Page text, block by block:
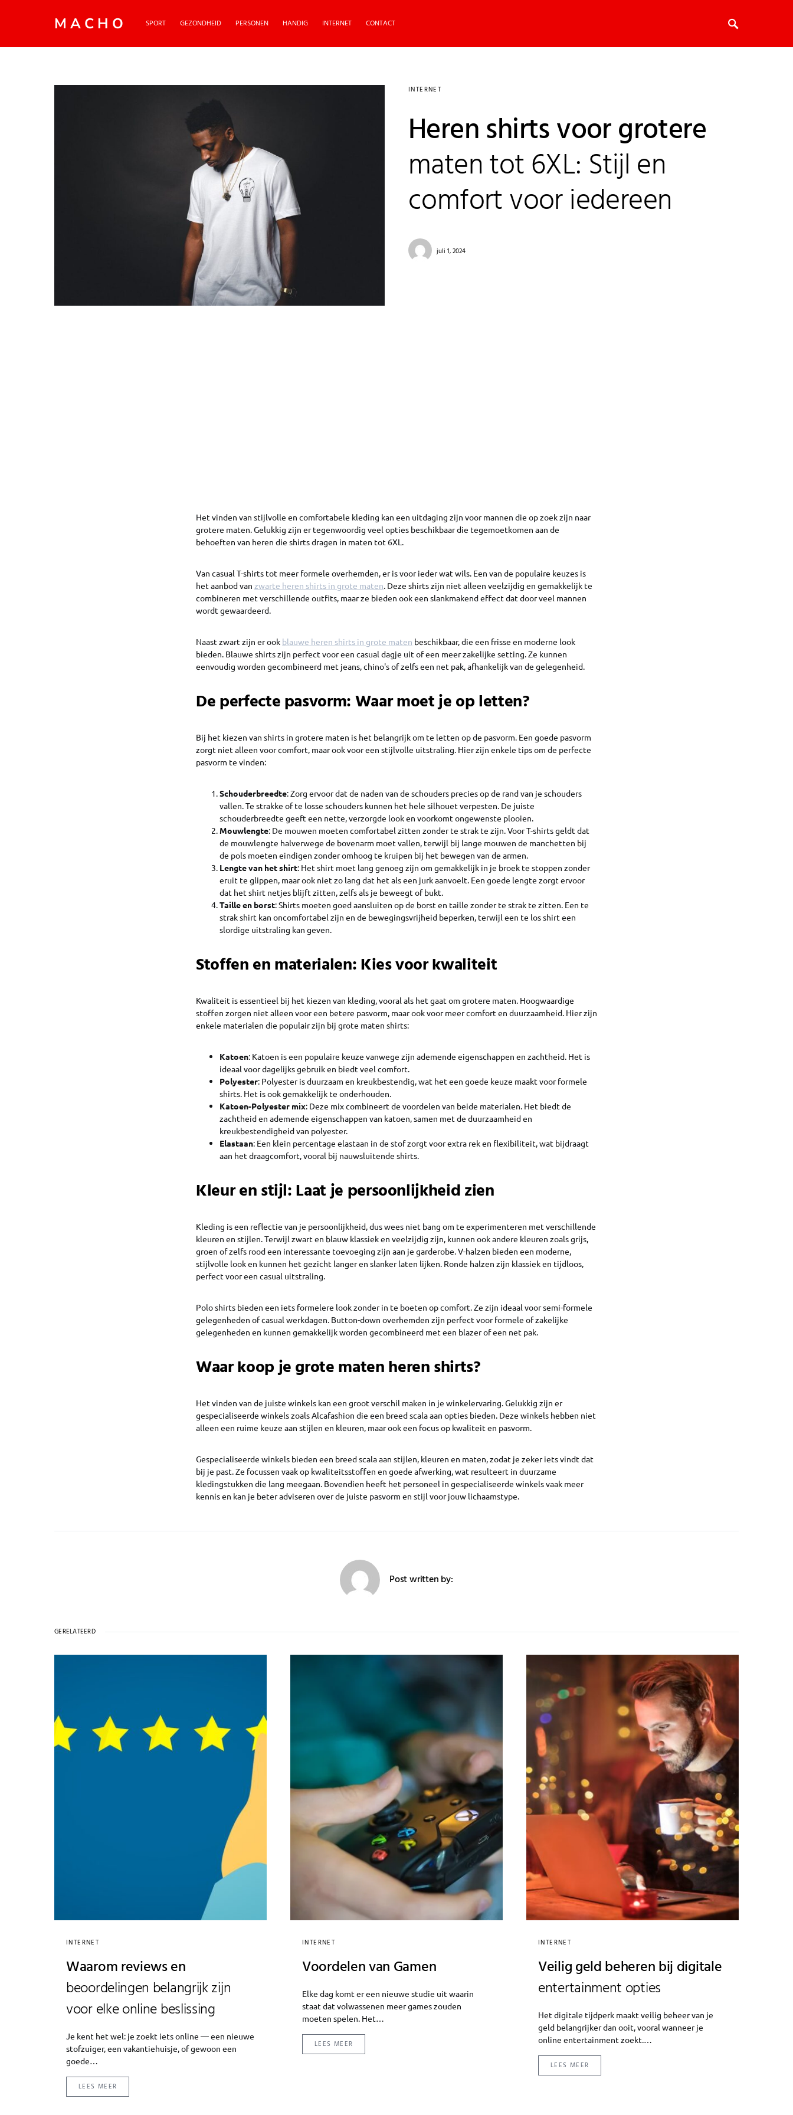
MACHO SPORT GEZONDHEID PERSONEN HANDIG INTERNET CONTACT
INTERNET
Heren shirts voor grotere
maten tot 6XL: Stijl en
comfort voor iedereen
juli 1, 2024
Het vinden van stijlvolle en comfortabele kleding kan een uitdaging zijn voor mannen die op zoek zijn naar
grotere maten. Gelukkig zijn er tegenwoordig veel opties beschikbaar die tegemoetkomen aan de
behoeften van heren die shirts dragen in maten tot 6XL.
Van casual T-shirts tot meer formele overhemden, er is voor ieder wat wils. Een van de populaire keuzes is
het aanbod van zwarte heren shirts in grote maten. Deze shirts zijn niet alleen veelzijdig en gemakkelijk te
combineren met verschillende outfits, maar ze bieden ook een slankmakend effect dat door veel mannen
wordt gewaardeerd.
Naast zwart zijn er ook blauwe heren shirts in grote maten beschikbaar, die een frisse en moderne look
bieden. Blauwe shirts zijn perfect voor een casual dagje uit of een meer zakelijke setting. Ze kunnen
eenvoudig worden gecombineerd met jeans, chino's of zelfs een net pak, afhankelijk van de gelegenheid.
De perfecte pasvorm: Waar moet je op letten?
Bij het kiezen van shirts in grotere maten is het belangrijk om te letten op de pasvorm. Een goede pasvorm
zorgt niet alleen voor comfort, maar ook voor een stijlvolle uitstraling. Hier zijn enkele tips om de perfecte
pasvorm te vinden:
Schouderbreedte: Zorg ervoor dat de naden van de schouders precies op de rand van je schouders
vallen. Te strakke of te losse schouders kunnen het hele silhouet verpesten. De juiste
schouderbreedte geeft een nette, verzorgde look en voorkomt ongewenste plooien.
Mouwlengte: De mouwen moeten comfortabel zitten zonder te strak te zijn. Voor T-shirts geldt dat
de mouwlengte halverwege de bovenarm moet vallen, terwijl bij lange mouwen de manchetten bij
de pols moeten eindigen zonder omhoog te kruipen bij het bewegen van de armen.
Lengte van het shirt: Het shirt moet lang genoeg zijn om gemakkelijk in je broek te stoppen zonder
eruit te glippen, maar ook niet zo lang dat het als een jurk aanvoelt. Een goede lengte zorgt ervoor
dat het shirt netjes blijft zitten, zelfs als je beweegt of bukt.
Taille en borst: Shirts moeten goed aansluiten op de borst en taille zonder te strak te zitten. Een te
strak shirt kan oncomfortabel zijn en de bewegingsvrijheid beperken, terwijl een te los shirt een
slordige uitstraling kan geven.
Stoffen en materialen: Kies voor kwaliteit
Kwaliteit is essentieel bij het kiezen van kleding, vooral als het gaat om grotere maten. Hoogwaardige
stoffen zorgen niet alleen voor een betere pasvorm, maar ook voor meer comfort en duurzaamheid. Hier zijn
enkele materialen die populair zijn bij grote maten shirts:
Katoen: Katoen is een populaire keuze vanwege zijn ademende eigenschappen en zachtheid. Het is
ideaal voor dagelijks gebruik en biedt veel comfort.
Polyester: Polyester is duurzaam en kreukbestendig, wat het een goede keuze maakt voor formele
shirts. Het is ook gemakkelijk te onderhouden.
Katoen-Polyester mix: Deze mix combineert de voordelen van beide materialen. Het biedt de
zachtheid en ademende eigenschappen van katoen, samen met de duurzaamheid en
kreukbestendigheid van polyester.
Elastaan: Een klein percentage elastaan in de stof zorgt voor extra rek en flexibiliteit, wat bijdraagt
aan het draagcomfort, vooral bij nauwsluitende shirts.
Kleur en stijl: Laat je persoonlijkheid zien
Kleding is een reflectie van je persoonlijkheid, dus wees niet bang om te experimenteren met verschillende
kleuren en stijlen. Terwijl zwart en blauw klassiek en veelzijdig zijn, kunnen ook andere kleuren zoals grijs,
groen of zelfs rood een interessante toevoeging zijn aan je garderobe. V-halzen bieden een moderne,
stijlvolle look en kunnen het gezicht langer en slanker laten lijken. Ronde halzen zijn klassiek en tijdloos,
perfect voor een casual uitstraling.
Polo shirts bieden een iets formelere look zonder in te boeten op comfort. Ze zijn ideaal voor semi-formele
gelegenheden of casual werkdagen. Button-down overhemden zijn perfect voor formele of zakelijke
gelegenheden en kunnen gemakkelijk worden gecombineerd met een blazer of een net pak.
Waar koop je grote maten heren shirts?
Het vinden van de juiste winkels kan een groot verschil maken in je winkelervaring. Gelukkig zijn er
gespecialiseerde winkels zoals Alcafashion die een breed scala aan opties bieden. Deze winkels hebben niet
alleen een ruime keuze aan stijlen en kleuren, maar ook een focus op kwaliteit en pasvorm.
Gespecialiseerde winkels bieden een breed scala aan stijlen, kleuren en maten, zodat je zeker iets vindt dat
bij je past. Ze focussen vaak op kwaliteitsstoffen en goede afwerking, wat resulteert in duurzame
kledingstukken die lang meegaan. Bovendien heeft het personeel in gespecialiseerde winkels vaak meer
kennis en kan je beter adviseren over de juiste pasvorm en stijl voor jouw lichaamstype.
Post written by:
GERELATEERD
INTERNET
Waarom reviews en
beoordelingen belangrijk zijn
voor elke online beslissing
Je kent het wel: je zoekt iets online — een nieuwe
stofzuiger, een vakantiehuisje, of gewoon een
goede…
LEES MEER
INTERNET
Voordelen van Gamen
Elke dag komt er een nieuwe studie uit waarin
staat dat volwassenen meer games zouden
moeten spelen. Het…
LEES MEER
INTERNET
Veilig geld beheren bij digitale
entertainment opties
Het digitale tijdperk maakt veilig beheer van je
geld belangrijker dan ooit, vooral wanneer je
online entertainment zoekt.…
LEES MEER